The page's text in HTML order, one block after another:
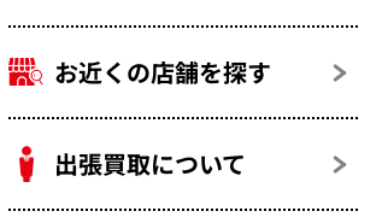
お近くの店舗を探す
出張買取について